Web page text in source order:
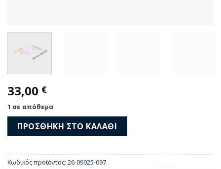
33,00 €
1 σε απόθεμα
ΠΡΟΣΘΉΚΗ ΣΤΟ ΚΑΛΆΘΙ
Κωδικός προϊόντος: 26-09025-097